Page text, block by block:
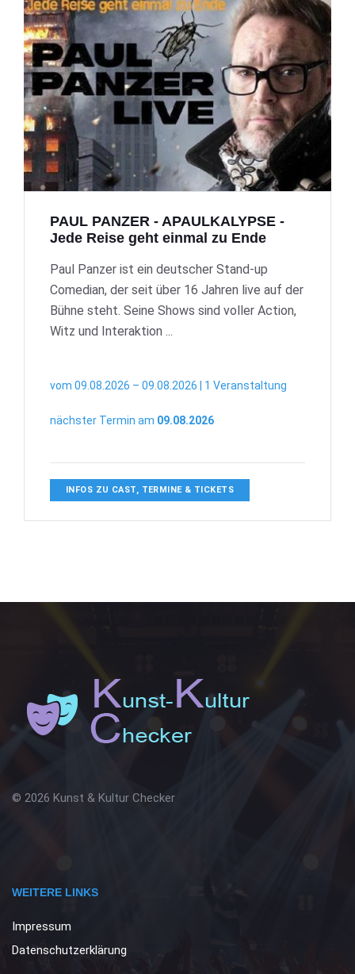
PAUL PANZER - APAULKALYPSE -
Jede Reise geht einmal zu Ende
Paul Panzer ist ein deutscher Stand-up
Comedian, der seit über 16 Jahren live auf der
Bühne steht. Seine Shows sind voller Action,
Witz und Interaktion ...
vom 09.08.2026 – 09.08.2026 | 1 Veranstaltung
nächster Termin am 09.08.2026
INFOS ZU CAST, TERMINE & TICKETS
© 2026 Kunst & Kultur Checker
WEITERE LINKS
Impressum
Datenschutzerklärung